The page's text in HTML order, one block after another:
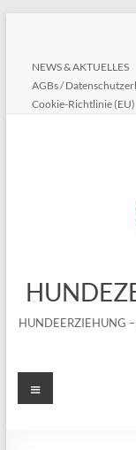
NEWS & AKTUELLES
AGBs /
Cookie-Richtlinie (EU)
HUNDEERZIEHUNG
Menü